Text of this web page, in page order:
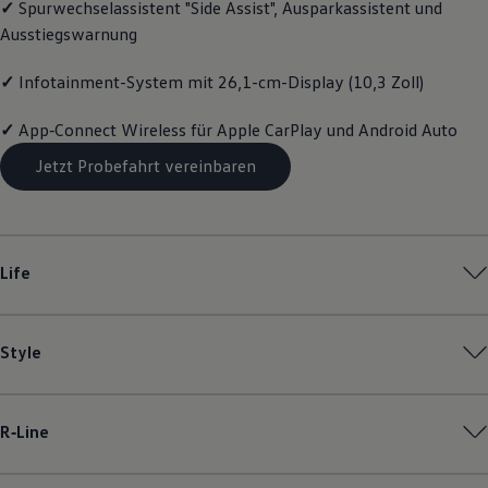
Magazin
Lifestyle
Familie
Elektromobilität
Pannen- und Unfallhilfe
Volkswagen Kundenbetreuung
✓ Spurwechselassistent "Side Assist", Ausparkassistent und
Ausstiegswarnung
✓ Infotainment-System mit 26,1-cm-Display (10,3 Zoll)
✓ App‑Connect Wireless für Apple CarPlay und Android Auto
Jetzt Probefahrt vereinbaren
Life
Style
R‑Line